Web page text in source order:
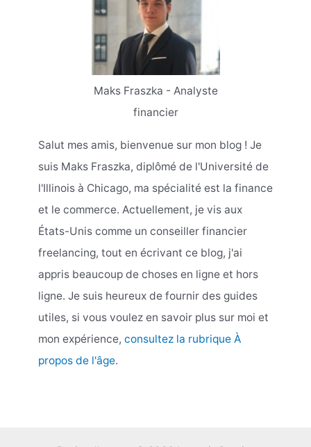
Maks Fraszka - Analyste
financier
Salut mes amis, bienvenue sur mon blog ! Je
suis Maks Fraszka, diplômé de l'Université de
l'Illinois à Chicago, ma spécialité est la finance
et le commerce. Actuellement, je vis aux
États-Unis comme un conseiller financier
freelancing, tout en écrivant ce blog, j'ai
appris beaucoup de choses en ligne et hors
ligne. Je suis heureux de fournir des guides
utiles, si vous voulez en savoir plus sur moi et
mon expérience, consultez la rubrique À
propos de l'âge.